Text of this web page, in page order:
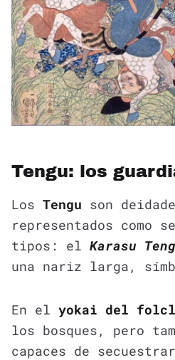
Tengu: los
Los Tengu son
representados como
tipos: el Karasu
una nariz larga,
En el yokai del
los bosques, pero
capaces de